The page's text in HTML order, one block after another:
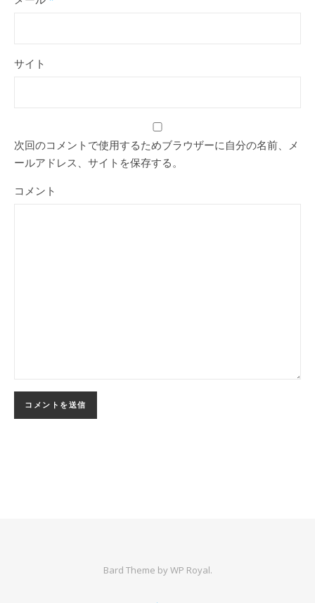
サイト
次回のコメントで使用するためブラウザーに自分の名前、メ
ールアドレス、サイトを保存する。
コメント
Bard Theme byWP Royal.